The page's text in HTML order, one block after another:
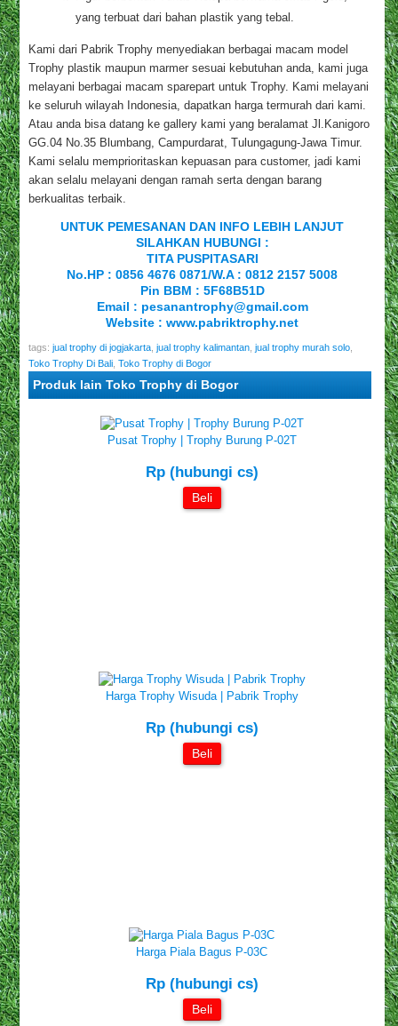
yang terbuat dari bahan plastik yang tebal.
Kami dari Pabrik Trophy menyediakan berbagai macam model
Trophy plastik maupun marmer sesuai kebutuhan anda, kami juga
melayani berbagai macam sparepart untuk Trophy. Kami melayani
ke seluruh wilayah Indonesia, dapatkan harga termurah dari kami.
Atau anda bisa datang ke gallery kami yang beralamat Jl.Kanigoro
GG.04 No.35 Blumbang, Campurdarat, Tulungagung-Jawa Timur.
Kami selalu memprioritaskan kepuasan para customer, jadi kami
akan selalu melayani dengan ramah serta dengan barang
berkualitas terbaik.
UNTUK PEMESANAN DAN INFO LEBIH LANJUT
SILAHKAN HUBUNGI :
TITA PUSPITASARI
No.HP : 0856 4676 0871/W.A : 0812 2157 5008
Pin BBM : 5F68B51D
Email : pesanantrophy@gmail.com
Website :www.pabriktrophy.net
tags:jual trophy di jogjakarta ,jual trophy kalimantan ,jual trophy murah solo
Toko Trophy Di Bali ,Toko Trophy di Bogor
Produk lain Toko Trophy di Bogor
Pusat Trophy | Trophy Burung P-02T
Rp (hubungi cs)
Beli
Harga Trophy Wisuda | Pabrik Trophy
Rp (hubungi cs)
Beli
Harga Piala Bagus P-03C
Rp (hubungi cs)
Beli